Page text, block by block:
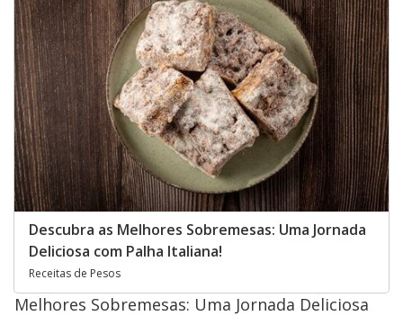
Descubra as Melhores Sobremesas: Uma Jornada
Deliciosa com Palha Italiana!
Receitas de Pesos
Melhores Sobremesas: Uma Jornada Deliciosa